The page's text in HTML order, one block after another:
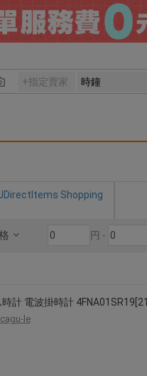
Shopping
円 -
時計 電波掛時計 4FNA01SR19[21]
cagu-le